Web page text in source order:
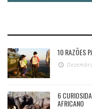
10 RAZÕES
6
AFRICANO